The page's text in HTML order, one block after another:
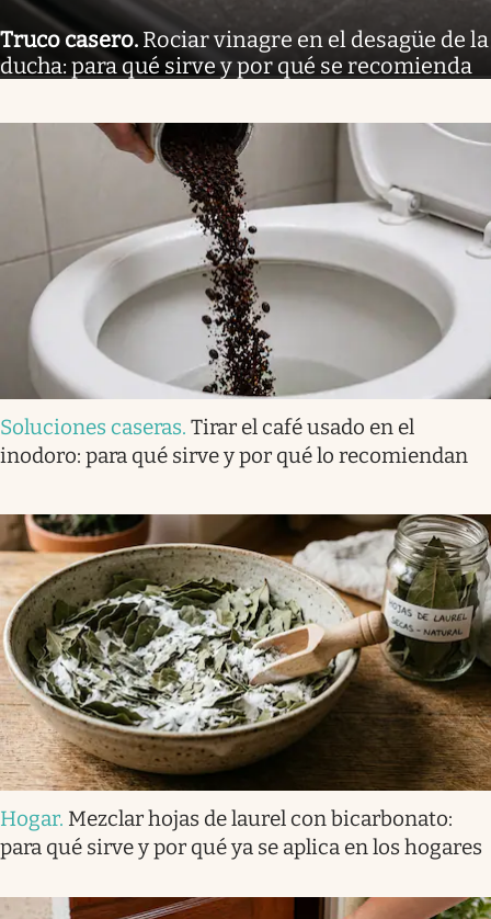
Truco casero. Rociar vinagre en el desagüe de la
ducha: para qué sirve y por qué se recomienda
Soluciones caseras. Tirar el café usado en el
inodoro: para qué sirve y por qué lo recomiendan
Hogar. Mezclar hojas de laurel con bicarbonato:
para qué sirve y por qué ya se aplica en los hogares